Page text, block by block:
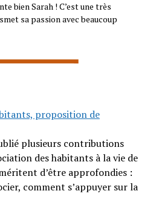
bien Sarah ! C’est une très
sa passion avec beaucoup
proposition de
plusieurs contributions
des habitants à la vie de
d’être approfondies :
comment s’appuyer sur la